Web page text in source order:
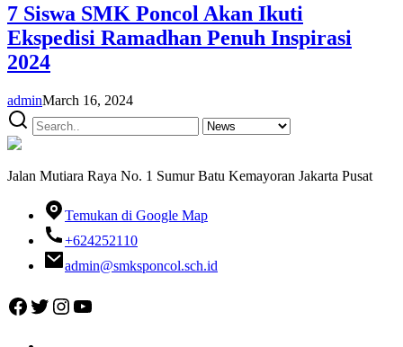
7 Siswa SMK Poncol Akan Ikuti
Ekspedisi Ramadhan Penuh Inspirasi
2024
adminMarch 16, 2024
Jalan Mutiara Raya No. 1 Sumur Batu Kemayoran Jakarta Pusat
Temukan di Google Map
+624252110
admin@smksponcol.sch.id
Facebook
Twitter
Instagram
YouTube